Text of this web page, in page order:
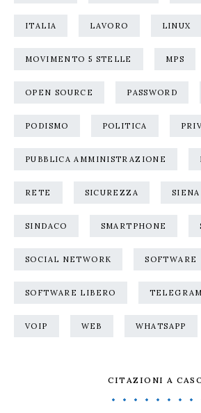
ITALIA LAVORO LINUX
MOVIMENTO 5 STELLE MPS
OPEN SOURCE PASSWORD
PODISMO POLITICA
PUBBLICA AMMINISTRAZIONE
RETE SICUREZZA SIENA
SINDACO SMARTPHONE
SOCIAL NETWORK SOFTWARE
SOFTWARE LIBERO TELEGRAM
VOIP WEB WHATSAPP
CITAZIONI A